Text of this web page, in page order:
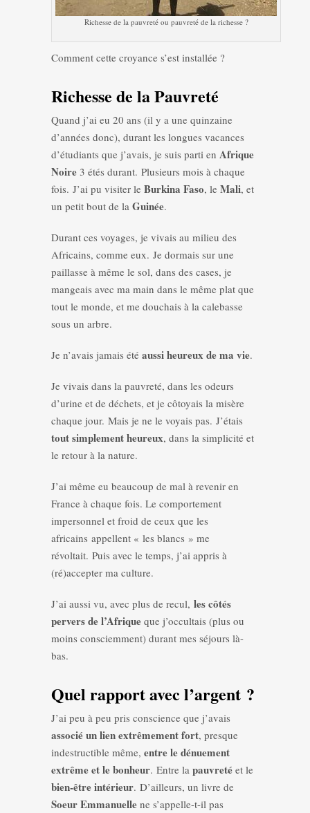
Richesse de la pauvreté ou pauvreté de la richesse ?
Comment cette croyance s’est installée ?
Richesse de la Pauvreté
Quand j’ai eu 20 ans (il y a une quinzaine
d’années donc), durant les longues vacances
d’étudiants que j’avais, je suis parti en Afrique
Noire 3 étés durant. Plusieurs mois à chaque
fois. J’ai pu visiter le Burkina Faso, le Mali, et
un petit bout de la Guinée.
Durant ces voyages, je vivais au milieu des
Africains, comme eux. Je dormais sur une
paillasse à même le sol, dans des cases, je
mangeais avec ma main dans le même plat que
tout le monde, et me douchais à la calebasse
sous un arbre.
Je n’avais jamais été aussi heureux de ma vie.
Je vivais dans la pauvreté, dans les odeurs
d’urine et de déchets, et je côtoyais la misère
chaque jour. Mais je ne le voyais pas. J’étais
tout simplement heureux, dans la simplicité et
le retour à la nature.
J’ai même eu beaucoup de mal à revenir en
France à chaque fois. Le comportement
impersonnel et froid de ceux que les
africains appellent « les blancs » me
révoltait. Puis avec le temps, j’ai appris à
(ré)accepter ma culture.
J’ai aussi vu, avec plus de recul, les côtés
pervers de l’Afrique que j’occultais (plus ou
moins consciemment) durant mes séjours là-
bas.
Quel rapport avec l’argent ?
J’ai peu à peu pris conscience que j’avais
associé un lien extrêmement fort, presque
indestructible même, entre le dénuement
extrême et le bonheur. Entre la pauvreté et le
bien-être intérieur. D’ailleurs, un livre de
Soeur Emmanuelle ne s’appelle-t-il pas